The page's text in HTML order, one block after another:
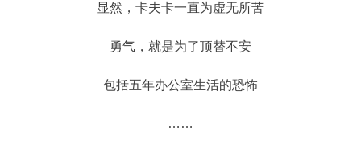
显然，卡夫卡一直为虚无所苦
勇气，就是为了顶替不安
包括五年办公室生活的恐怖
……